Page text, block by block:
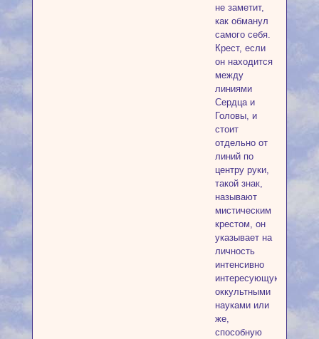
не заметит,
как обманул
самого себя.
Крест, если
он находится
между
линиями
Сердца и
Головы, и
стоит
отдельно от
линий по
центру руки,
такой знак,
называют
мистическим
крестом, он
указывает на
личность
интенсивно
интересующуюся
оккультными
науками или
же,
способную